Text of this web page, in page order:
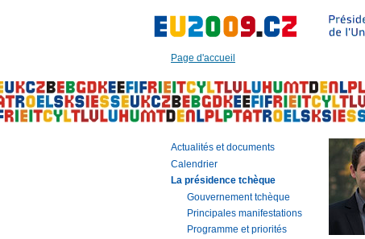
Page d'accueil
Texte
cette
page
|
Navigation
RechercheActualités et documents
Calendrier
La présidence tchèque
Gouvernement tchèque
Principales manifestations
Programme et priorités